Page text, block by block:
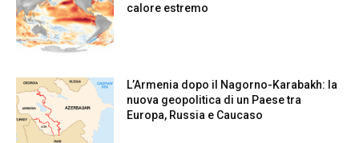
calore estremo
L’Armenia dopo il Nagorno-Karabakh: la
nuova geopolitica di un Paese tra
Europa, Russia e Caucaso